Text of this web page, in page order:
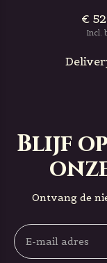
€
Incl.
Blijf
Ontvang de